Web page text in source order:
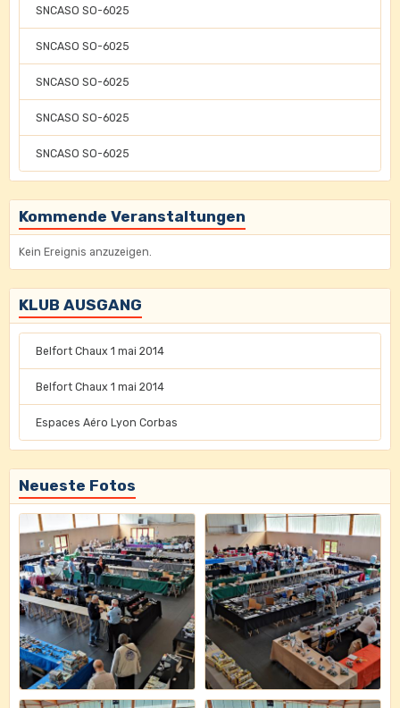
SNCASO SO-6025
SNCASO SO-6025
SNCASO SO-6025
SNCASO SO-6025
SNCASO SO-6025
Kommende Veranstaltungen
Kein Ereignis anzuzeigen.
KLUB AUSGANG
Belfort Chaux 1 mai 2014
Belfort Chaux 1 mai 2014
Espaces Aéro Lyon Corbas
Neueste Fotos